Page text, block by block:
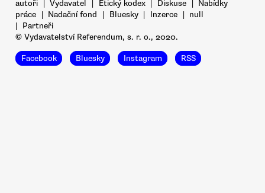
autoři | Vydavatel | Etický kodex | Diskuse | Nabídky
práce | Nadační fond | Bluesky | Inzerce | null
|
Partneři
© Vydavatelství Referendum, s. r. o., 2020.
Facebook Bluesky Instagram RSS